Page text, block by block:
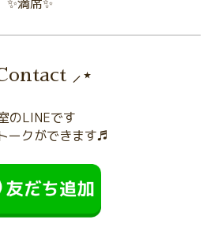
✨満席✨
⸝⋆
のLINEです
ークができます♬